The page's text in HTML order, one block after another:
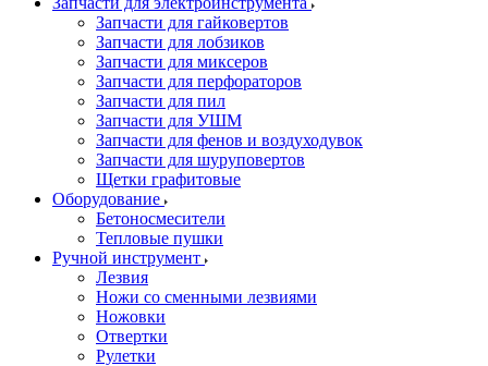
Запчасти для гайковертов
Запчасти для лобзиков
Запчасти для миксеров
Запчасти для перфораторов
Запчасти для пил
Запчасти для УШМ
Запчасти для фенов и воздуходувок
Запчасти для шуруповертов
Щетки графитовые
Оборудование
Бетоносмесители
Тепловые пушки
Ручной инструмент
Лезвия
Ножи со сменными лезвиями
Ножовки
Отвертки
Рулетки